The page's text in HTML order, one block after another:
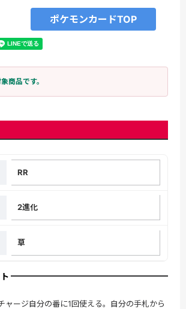
ポケモンカードTOP
商品です。
RR
2進化
草
ージ自分の番に1回使える。自分の手札から